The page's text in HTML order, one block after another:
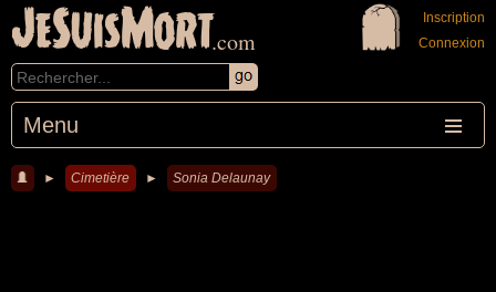
JeSuisMort.com
Menu
Inscription
Connexion
► Cimetière ► Sonia Delaunay